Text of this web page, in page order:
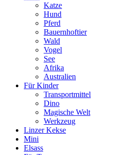
Katze
Hund
Pferd
Bauernhoftier
Wald
Vogel
See
Afrika
Australien
Für Kinder
Transportmittel
Dino
Magische Welt
Werkzeug
Linzer Kekse
Mini
Elsass